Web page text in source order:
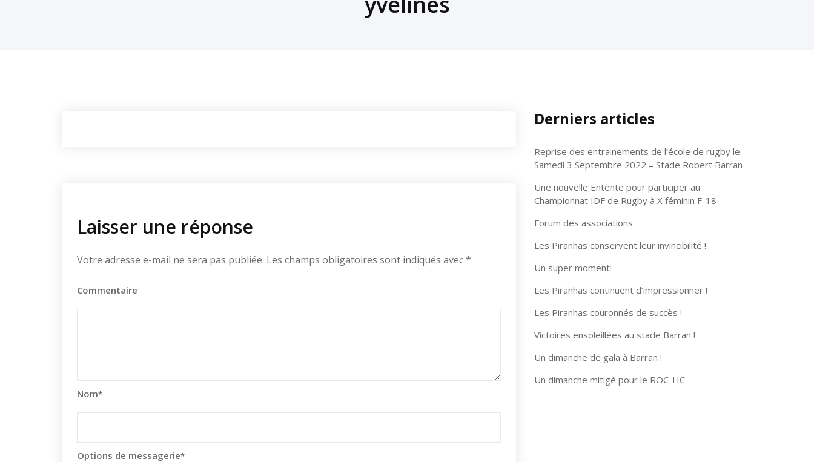
Laisser une réponse
Votre adresse e-mail ne sera pas publiée. Les champs obligatoires sont indiqués avec*
Commentaire
Nom*
Options de messagerie*
Derniers articles
Reprise des entrainements de l’école de rugby le
Samedi 3 Septembre 2022 – Stade Robert Barran
Une nouvelle Entente pour participer au
Championnat IDF de Rugby à X féminin F-18
Forum des associations
Les Piranhas conservent leur invincibilité !
Un super moment!
Les Piranhas continuent d’impressionner !
Les Piranhas couronnés de succès !
Victoires ensoleillées au stade Barran !
Un dimanche de gala à Barran !
Un dimanche mitigé pour le ROC-HC